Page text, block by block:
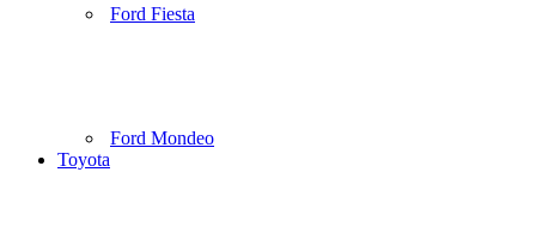
Ford Fiesta
Ford Mondeo
Toyota